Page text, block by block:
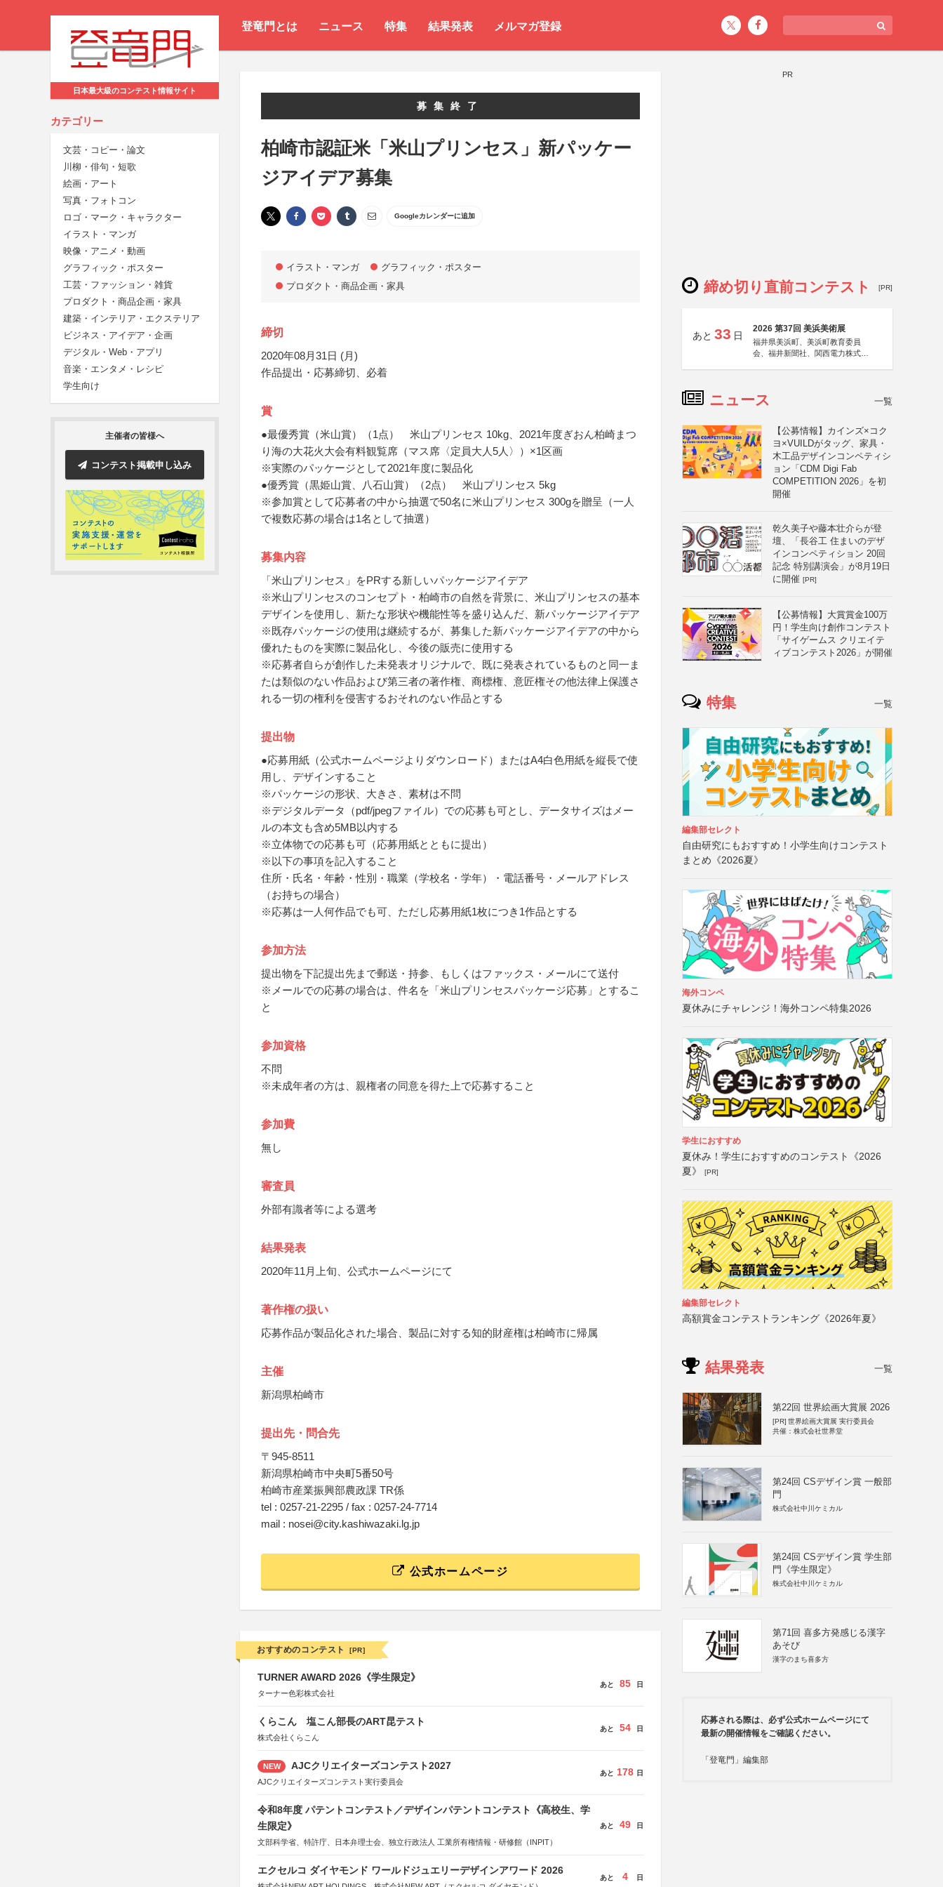
登竜門とは ニュース 特集 結果発表 メルマガ登録
日本最大級のコンテスト情報サイト
カテゴリー
文芸・コピー・論文
川柳・俳句・短歌
絵画・アート
写真・フォトコン
ロゴ・マーク・キャラクター
イラスト・マンガ
映像・アニメ・動画
グラフィック・ポスター
工芸・ファッション・雑貨
プロダクト・商品企画・家具
建築・インテリア・エクステリア
ビジネス・アイデア・企画
デジタル・Web・アプリ
音楽・エンタメ・レシピ
学生向け
主催者の皆様へ
コンテスト掲載申し込み
募集終了
柏崎市認証米「米山プリンセス」新パッケー
ジアイデア募集
Googleカレンダーに追加
イラスト・マンガ
グラフィック・ポスター
プロダクト・商品企画・家具
締切
2020年08月31日 (月)
作品提出・応募締切、必着
賞
●最優秀賞（米山賞）（1点） 米山プリンセス 10kg、2021年度ぎおん柏崎まつ
り海の大花火大会有料観覧席（マス席〈定員大人5人〉）×1区画
※実際のパッケージとして2021年度に製品化
●優秀賞（黒姫山賞、八石山賞）（2点） 米山プリンセス 5kg
※参加賞として応募者の中から抽選で50名に米山プリンセス 300gを贈呈（一人
で複数応募の場合は1名として抽選）
募集内容
「米山プリンセス」をPRする新しいパッケージアイデア
※米山プリンセスのコンセプト・柏崎市の自然を背景に、米山プリンセスの基本
デザインを使用し、新たな形状や機能性等を盛り込んだ、新パッケージアイデア
※既存パッケージの使用は継続するが、募集した新パッケージアイデアの中から
優れたものを実際に製品化し、今後の販売に使用する
※応募者自らが創作した未発表オリジナルで、既に発表されているものと同一ま
たは類似のない作品および第三者の著作権、商標権、意匠権その他法律上保護さ
れる一切の権利を侵害するおそれのない作品とする
提出物
●応募用紙（公式ホームページよりダウンロード）またはA4白色用紙を縦長で使
用し、デザインすること
※パッケージの形状、大きさ、素材は不問
※デジタルデータ（pdf/jpegファイル）での応募も可とし、データサイズはメー
ルの本文も含め5MB以内する
※立体物での応募も可（応募用紙とともに提出）
※以下の事項を記入すること
住所・氏名・年齢・性別・職業（学校名・学年）・電話番号・メールアドレス
（お持ちの場合）
※応募は一人何作品でも可、ただし応募用紙1枚につき1作品とする
参加方法
提出物を下記提出先まで郵送・持参、もしくはファックス・メールにて送付
※メールでの応募の場合は、件名を「米山プリンセスパッケージ応募」とするこ
と
参加資格
不問
※未成年者の方は、親権者の同意を得た上で応募すること
参加費
無し
審査員
外部有識者等による選考
結果発表
2020年11月上旬、公式ホームページにて
著作権の扱い
応募作品が製品化された場合、製品に対する知的財産権は柏崎市に帰属
主催
新潟県柏崎市
提出先・問合先
〒945-8511
新潟県柏崎市中央町5番50号
柏崎市産業振興部農政課 TR係
tel : 0257-21-2295 / fax : 0257-24-7714
mail : nosei@city.kashiwazaki.lg.jp
公式ホームページ
おすすめのコンテスト [PR]
TURNER AWARD 2026《学生限定》
ターナー色彩株式会社
あと 85 日
くらこん 塩こん部長のART昆テスト
株式会社くらこん
あと 54 日
NEW AJCクリエイターズコンテスト2027
AJCクリエイターズコンテスト実行委員会
あと 178 日
令和8年度 パテントコンテスト／デザインパテントコンテスト《高校生、学
生限定》
文部科学省、特許庁、日本弁理士会、独立行政法人 工業所有権情報・研修館（INPIT）
あと 49 日
エクセルコ ダイヤモンド ワールドジュエリーデザインアワード 2026
あと 4 日
PR
締め切り直前コンテスト [PR]
あと 33 日
2026 第37回 美浜美術展
福井県美浜町、美浜町教育委員
会、福井新聞社、関西電力株式会
ニュース 一覧
【公募情報】カインズ×コク
ヨ×VUILDがタッグ、家具・
木工品デザインコンペティシ
ョン「CDM Digi Fab
COMPETITION 2026」を初
開催
乾久美子や藤本壮介らが登
壇、「長谷工 住まいのデザ
インコンペティション 20回
記念 特別講演会」が8月19日
に開催 [PR]
【公募情報】大賞賞金100万
円！学生向け創作コンテスト
「サイゲームス クリエイテ
ィブコンテスト2026」が開催
特集 一覧
編集部セレクト
自由研究にもおすすめ！小学生向けコンテスト
まとめ《2026夏》
海外コンペ
夏休みにチャレンジ！海外コンペ特集2026
学生におすすめ
夏休み！学生におすすめのコンテスト《2026
夏》
[PR]
編集部セレクト
高額賞金コンテストランキング《2026年夏》
結果発表 一覧
第22回 世界絵画大賞展 2026
[PR] 世界絵画大賞展 実行委員会
共催：株式会社世界堂
第24回 CSデザイン賞 一般部
門
株式会社中川ケミカル
第24回 CSデザイン賞 学生部
門《学生限定》
株式会社中川ケミカル
第71回 喜多方発感じる漢字
あそび
漢字のまち喜多方
応募される際は、必ず公式ホームページにて
最新の開催情報をご確認ください。
「登竜門」編集部